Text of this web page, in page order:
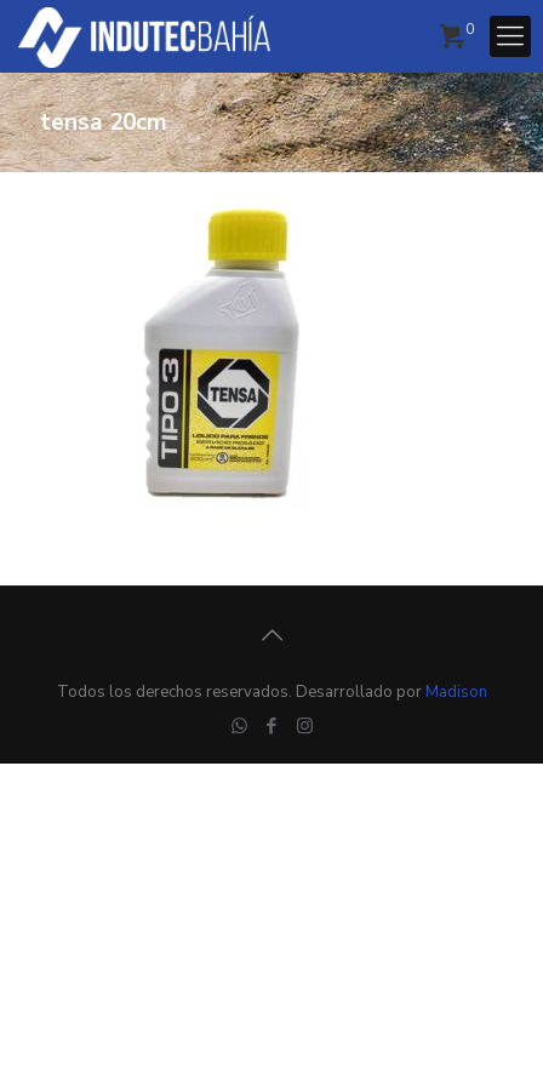
0
tensa 20cm
Todos los derechos reservados. Desarrollado por Madison